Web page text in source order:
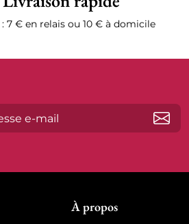
: 7 € en relais ou 10 € à domicile
À propos